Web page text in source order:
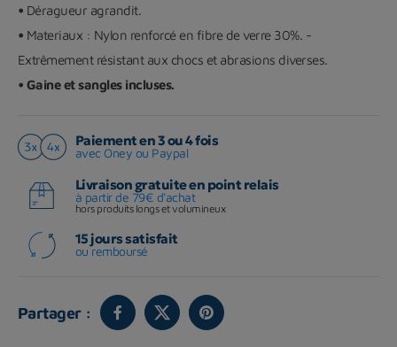
• Déragueur agrandit.
• Materiaux : Nylon renforcé en fibre de verre 30%. -
Extrêmement résistant aux chocs et abrasions diverses.
• Gaine et sangles incluses.
Paiement en 3 ou 4 fois
avec Oney ou Paypal
Livraison gratuite en point relais
à partir de 79€ d'achat
hors produits longs et volumineux
15 jours satisfait
ou remboursé
Partager :